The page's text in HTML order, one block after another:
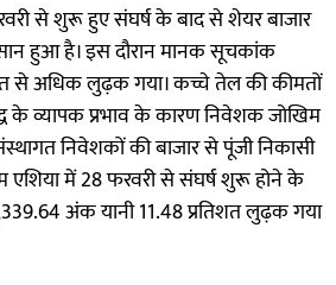
से शुरू हुए संघर्ष के बाद से शेयर बाजार
हुआ है। इस दौरान मानक सूचकांक
से अधिक लुढ़क गया। कच्चे तेल की कीमतों
के व्यापक प्रभाव के कारण निवेशक जोखिम
निवेशकों की बाजार से पूंजी निकासी
एशिया में 28 फरवरी से संघर्ष शुरू होने के
अंक यानी 11.48 प्रतिशत लुढ़क गया